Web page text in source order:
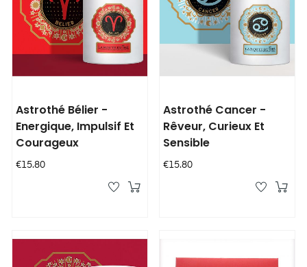
Astrothé Bélier -
Energique, Impulsif Et
Courageux
Price
€15.80
Astrothé Cancer -
Rêveur, Curieux Et
Sensible
Price
€15.80